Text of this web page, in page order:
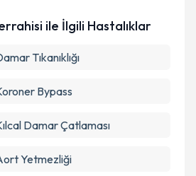
ile İlgili Hastalıklar
Tıkanıklığı
Bypass
Damar Çatlaması
Yetmezliği